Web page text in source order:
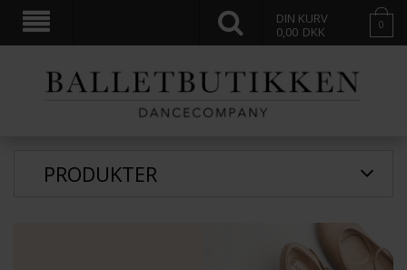
DIN KURV
0,00 DKK 0
PRODUKTER